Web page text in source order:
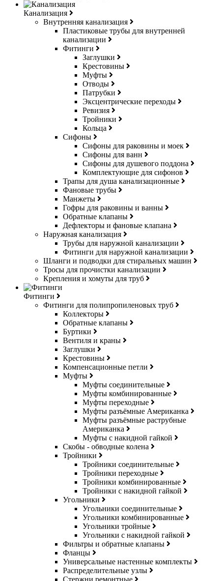
Канализация
Внутренняя канализация
Пластиковые трубы для внутренней
канализации
Фитинги
Заглушки
Крестовины
Муфты
Отводы
Патрубки
Эксцентрические переходы
Ревизия
Тройники
Кольца
Сифоны
Сифоны для раковины и моек
Сифоны для ванн
Сифоны для душевого поддона
Комплектующие для сифонов
Трапы для душа канализационные
Фановые трубы
Манжеты
Гофры для раковины и ванны
Обратные клапаны
Дефлекторы и фановые клапана
Наружная канализация
Трубы для наружной канализации
Фитинги для наружной канализации
Шланги и подводки для стиральных машин
Тросы для прочистки канализации
Крепления и хомуты для труб
Фитинги
Фитинги для полипропиленовых труб
Коллекторы
Обратные клапаны
Буртики
Вентиля и краны
Заглушки
Крестовины
Компенсационные петли
Муфты
Муфты соединительные
Муфты комбинированные
Муфты переходные
Муфты разъёмные Американка
Муфты разъёмные раструбные
Американка
Муфты с накидной гайкой
Скобы - обводные колена
Тройники
Тройники соединительные
Тройники переходные
Тройники комбинированные
Тройники с накидной гайкой
Угольники
Угольники соединительные
Угольники комбинированные
Угольники тройные
Угольники с накидной гайкой
Фильтры и обратные клапаны
Фланцы
Универсальные настенные комплекты
Распределительные узлы
Стержни ремонтные